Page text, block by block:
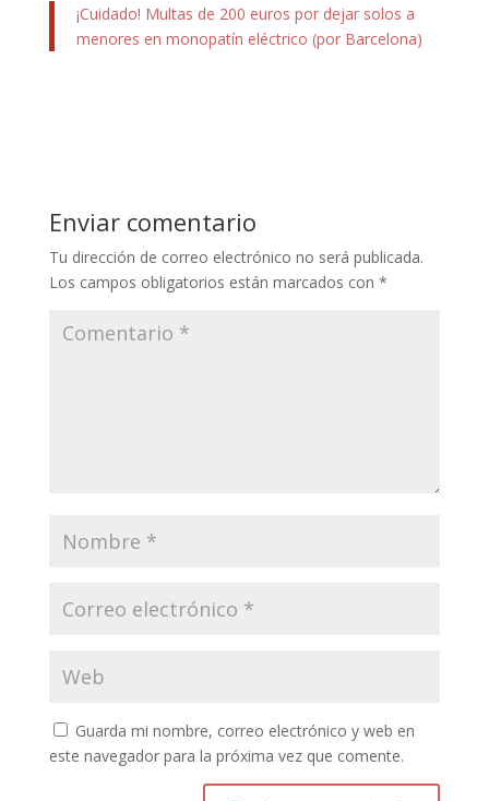
¡Cuidado! Multas de 200 euros por dejar solos a
menores en monopatín eléctrico (por Barcelona)
Enviar comentario
Tu dirección de correo electrónico no será publicada.
Los campos obligatorios están marcados con *
Guarda mi nombre, correo electrónico y web en
este navegador para la próxima vez que comente.